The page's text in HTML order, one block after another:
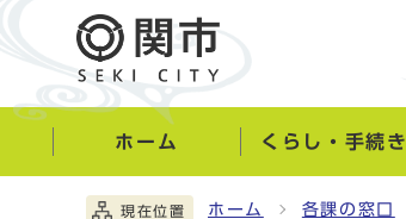
ホーム くらし・手続き
現在位置 ホーム 各課の窓口